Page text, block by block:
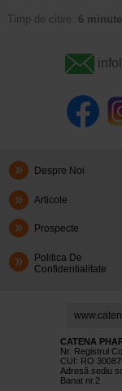
Timp de citire: 6
Despre Noi
Articole
Prospecte
Politica De
Confidentialitate
CATENA
Nr. Registrul
CUI: RO
Adresă sediu
Banat nr.2